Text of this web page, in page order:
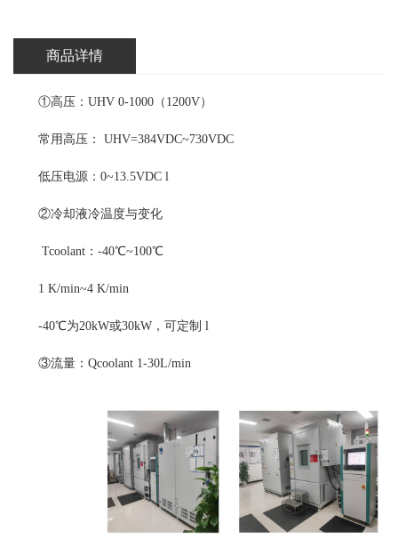
商品详情
①高压：UHV 0-1000（1200V）
常用高压： UHV=384VDC~730VDC
低压电源：0~13.5VDC l
②冷却液冷温度与变化
Tcoolant：-40℃~100℃
1 K/min~4 K/min
-40℃为20kW或30kW，可定制 l
③流量：Qcoolant 1-30L/min